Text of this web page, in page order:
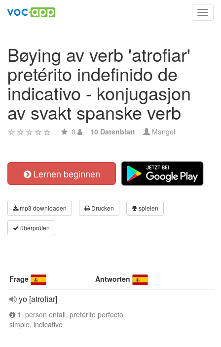
Bøying av verb 'atrofiar'
pretérito indefinido de
indicativo - konjugasjon
av svakt spanske verb
0 10 Datenblatt Mangel
Lernen beginnen
mp3 downloaden Drucken spielen
überprüfen
Frage Antworten
yo [atrofiar]
1. person entall, pretérito perfecto
simple, indicativo